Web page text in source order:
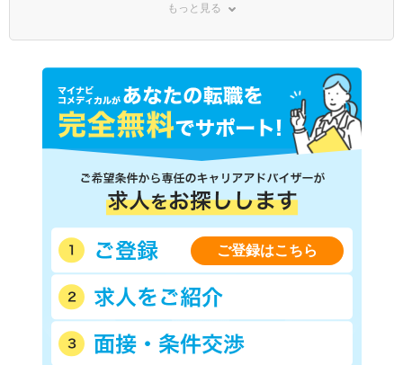
ＪＲ湘南新宿ライン線(武蔵
ＪＲ中央本線(東京－松本)
東急東横線
東急目黒線
東急田園都市線
こどもの国線
京急本線
京急大師線
京急逗子線
京急久里浜線
相模鉄道本線
相模鉄道いずみ野線
横浜高速鉄道みなとみらい線
横浜市営地下鉄グリーンライ
ン
横浜市営地下鉄ブルーライン
(あざみ野－湘南台)
横浜新都市交通金沢シーサイ
江ノ島電鉄
箱根登山鉄道
伊豆箱根鉄道大雄山線
ＪＲ上野東京ライン
箱根ロープウェイ
もっと見る
ご登録はこちら